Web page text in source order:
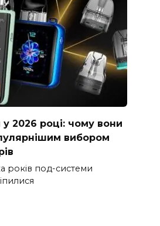
2026 році: чому вони
вибором
років под-системи